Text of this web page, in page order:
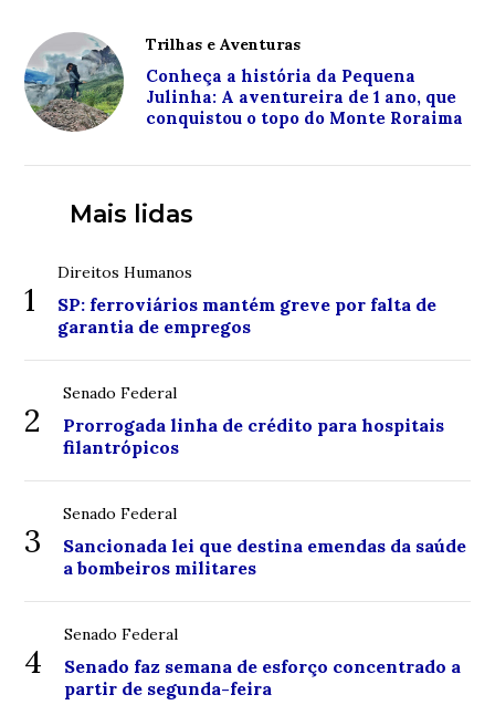
Trilhas e Aventuras
Conheça a história da Pequena
Julinha: A aventureira de 1 ano, que
conquistou o topo do Monte Roraima
Mais lidas
1
Direitos Humanos
SP: ferroviários mantém greve por falta de
garantia de empregos
2
Senado Federal
Prorrogada linha de crédito para hospitais
filantrópicos
3
Senado Federal
Sancionada lei que destina emendas da saúde
a bombeiros militares
4
Senado Federal
Senado faz semana de esforço concentrado a
partir de segunda-feira